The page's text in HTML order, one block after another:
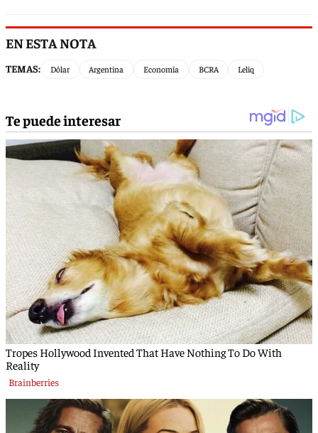
EN ESTA NOTA
TEMAS: Dólar Argentina Economía BCRA Leliq